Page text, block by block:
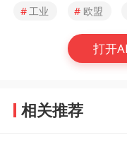
# 工业 # 欧盟
打开
相关推荐